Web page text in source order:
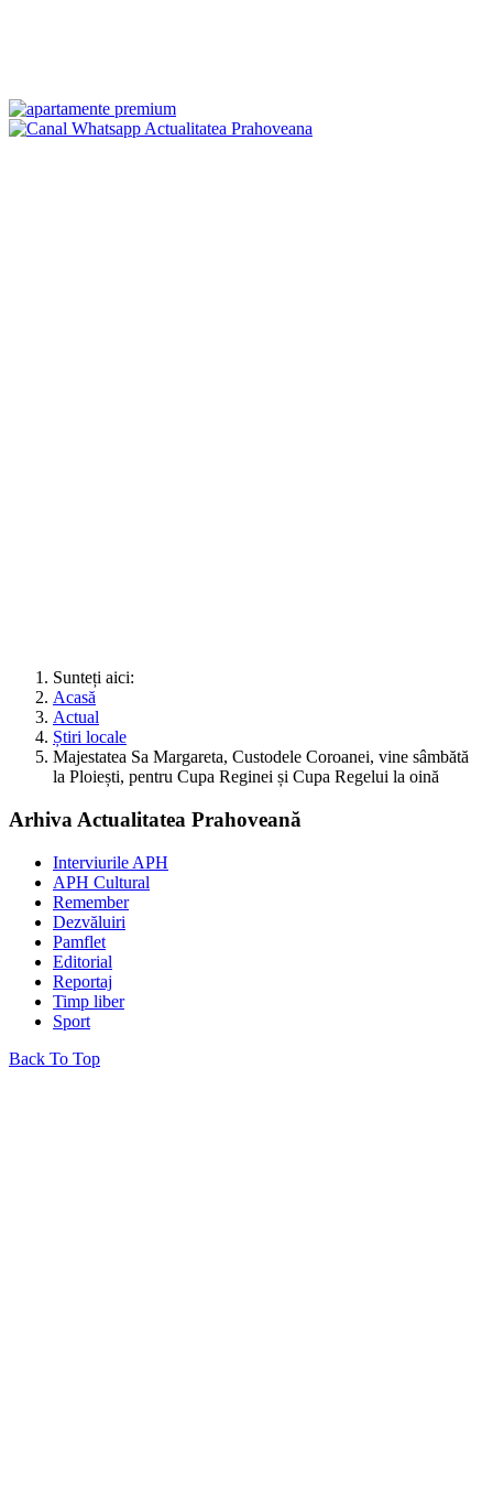
Sunteți aici:
Acasă
Actual
Știri locale
Majestatea Sa Margareta, Custodele Coroanei, vine sâmbătă
la Ploiești, pentru Cupa Reginei și Cupa Regelui la oină
Arhiva Actualitatea Prahoveană
Interviurile APH
APH Cultural
Remember
Dezvăluiri
Pamflet
Editorial
Reportaj
Timp liber
Sport
Back To Top